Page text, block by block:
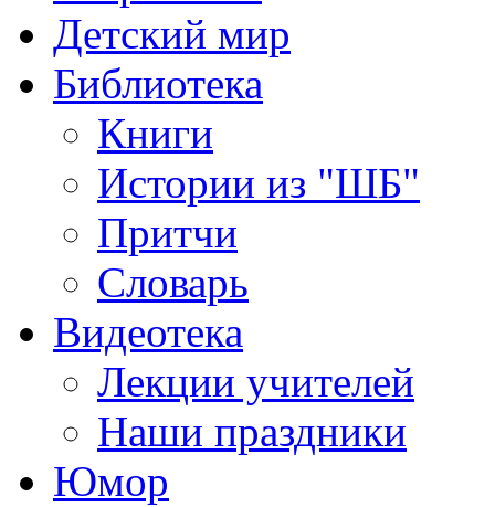
Детский мир
Библиотека
Книги
Истории из "ШБ"
Притчи
Словарь
Видеотека
Лекции учителей
Наши праздники
Юмор